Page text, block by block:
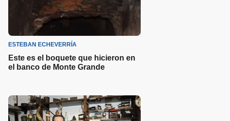
ESTEBAN ECHEVERRÍA
Este es el boquete que hicieron en
el banco de Monte Grande